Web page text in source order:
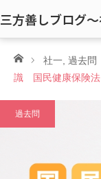
三方善しブログ
ホーム社一 過去問
識 国民健康保険法
過去問